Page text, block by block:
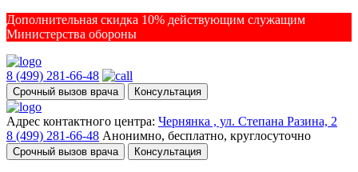
Дополнительная скидка 10% действующим служащим
Министерства обороны
8 (499) 281-66-48
Срочный вызов врача Консультация
Адрес контактного центра: Чернянка , ул. Степана Разина, 2
8 (499) 281-66-48 Анонимно, бесплатно, круглосуточно
Срочный вызов врача Консультация